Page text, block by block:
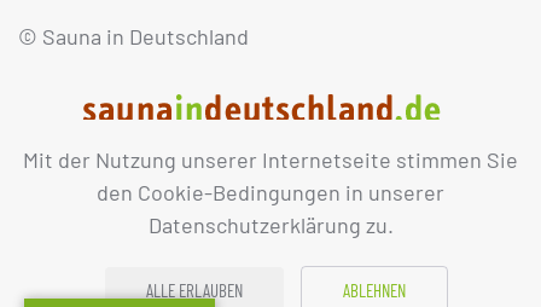
Mit der Nutzung unserer Internetseite stimmen Sie
den Cookie-Bedingungen in unserer
Datenschutzerklärung zu.
ALLE ERLAUBEN ABLEHNEN
© Sauna in Deutschland
IMPRESSUM DATENSCHUTZ